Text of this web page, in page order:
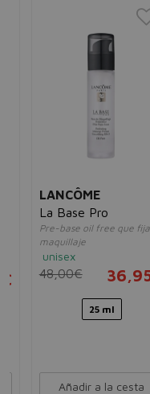
LANCÔME
La Base Pro
Pre-base oil free que
maquillaje
unisex
48,00€
25 ml
Añadir a la cesta